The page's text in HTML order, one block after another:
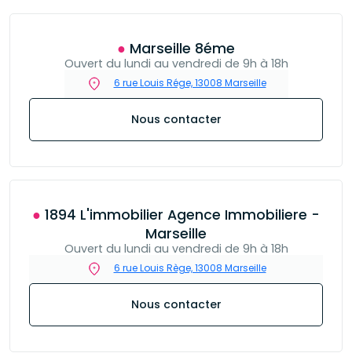
● Marseille 8éme
Ouvert du lundi au vendredi de 9h à 18h
6 rue Louis Rége, 13008 Marseille
Nous contacter
● 1894 L'immobilier Agence Immobiliere -
Marseille
Ouvert du lundi au vendredi de 9h à 18h
6 rue Louis Rège, 13008 Marseille
Nous contacter